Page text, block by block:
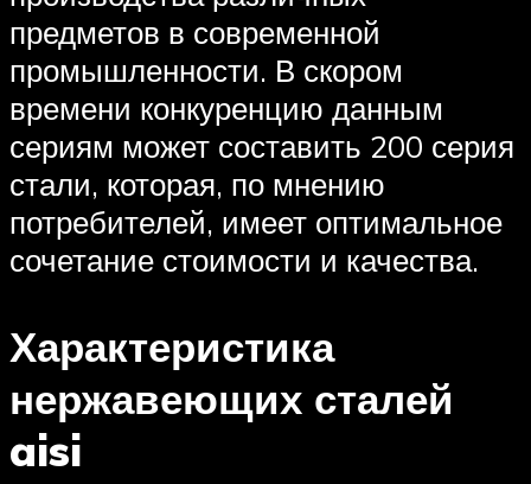
предметов в современной
промышленности. В скором
времени конкуренцию данным
сериям может составить 200 серия
стали, которая, по мнению
потребителей, имеет оптимальное
сочетание стоимости и качества.
Характеристика
нержавеющих сталей
aisi